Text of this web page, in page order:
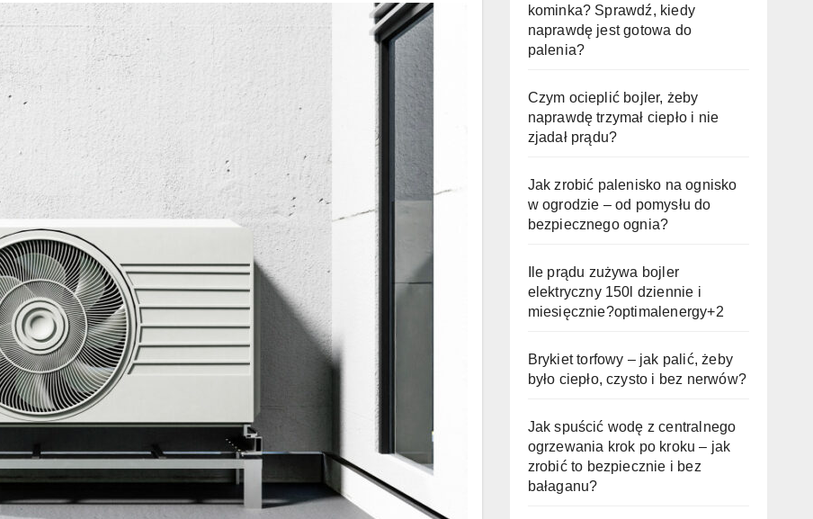
kominka? Sprawdź, kiedy
naprawdę jest gotowa do
palenia?
Czym ocieplić bojler, żeby
naprawdę trzymał ciepło i nie
zjadał prądu?
Jak zrobić palenisko na ognisko
w ogrodzie – od pomysłu do
bezpiecznego ognia?
Ile prądu zużywa bojler
elektryczny 150l dziennie i
miesięcznie?optimalenergy+2
Brykiet torfowy – jak palić, żeby
było ciepło, czysto i bez nerwów?
Jak spuścić wodę z centralnego
ogrzewania krok po kroku – jak
zrobić to bezpiecznie i bez
bałaganu?